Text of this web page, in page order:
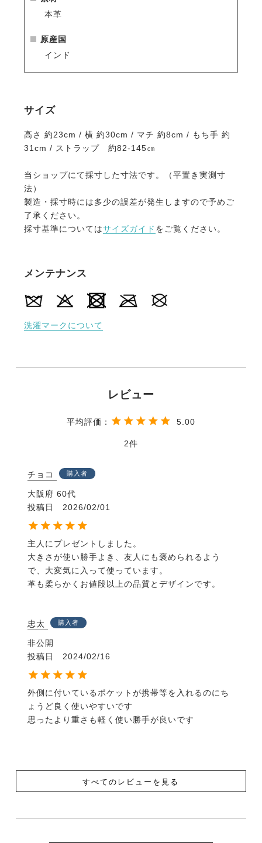
本革
原産国
インド
サイズ
高さ 約23cm / 横 約30cm / マチ 約8cm / もち手 約
31cm / ストラップ 約82-145㎝
当ショップにて採寸した寸法です。（平置き実測寸
法）
製造・採寸時には多少の誤差が発生しますので予めご
了承ください。
採寸基準についてはサイズガイド をご覧ください。
メンテナンス
洗濯マークについて
5.00
2
チョコ 購入者
大阪府 60代
投稿日
2026/02/01
主人にプレゼントしました。
大きさが使い勝手よき、友人にも褒められるよう
で、大変気に入って使っています。
革も柔らかくお値段以上の品質とデザインです。
忠太 購入者
非公開
投稿日
2024/02/16
外側に付いているポケットが携帯等を入れるのにち
ょうど良く使いやすいです
思ったより重さも軽く使い勝手が良いです
すべてのレビューを見る